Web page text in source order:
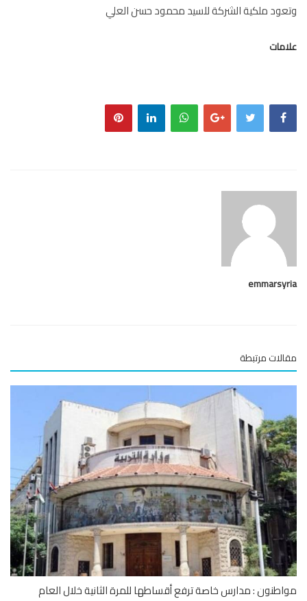
ملكية الشركة للسيد محمود حسن العلي
مرتبطة
: مدارس خاصة ترفع أقساطها للمرة الثانية خلال العام